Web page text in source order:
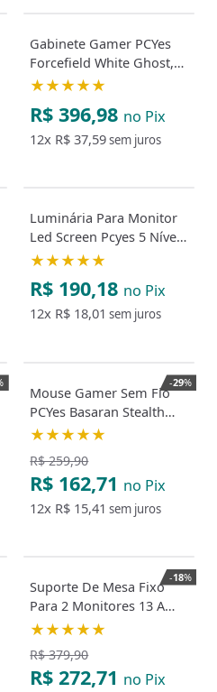
Gabinete Gamer PCYes
Forcefield White Ghost,
Frontal e Lateral em
★★★★★
R$ 396,98 no Pix
12x R$ 37,59sem juros
Luminária Para Monitor
Led Screen Pcyes 5 Níveis
De Calor
★★★★★
R$ 190,18 no Pix
12x R$ 18,01 sem juros
-29%
Mouse Gamer Sem Fio
PCYes Basaran Stealth
White Ghost 10000 DPI
★★★★★
R$ 259,90
R$ 162,71 no Pix
12x R$ 15,41 sem juros
-18%
Suporte De Mesa Fixo
Para 2 Monitores 13 A
32", PCYES PLMSM02A
★★★★★
R$ 379,90
R$ 272,71 no Pix